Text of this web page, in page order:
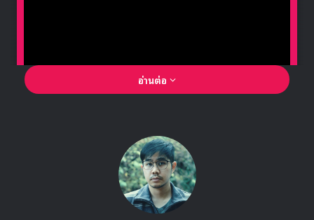
🎙GYUBIN ปลื้มเมืองไทยขนาดไหน? ถึงกลับมาถ่าย
MV เพลงใหม่ LIKE U 100 ที่กรุงเทพ
▶ คลิกดูสัมภาษณ์พิเศษ
อ่านต่อ